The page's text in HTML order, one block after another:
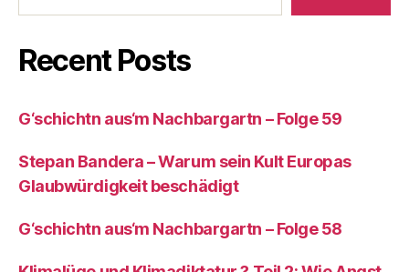
Recent Posts
G‘schichtn aus‘m Nachbargartn – Folge 59
Stepan Bandera – Warum sein Kult Europas
Glaubwürdigkeit beschädigt
G‘schichtn aus‘m Nachbargartn – Folge 58